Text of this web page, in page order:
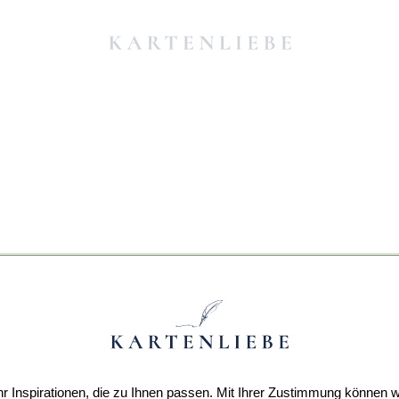
Inspirationen, die zu Ihnen passen. Mit Ihrer Zustimmung können